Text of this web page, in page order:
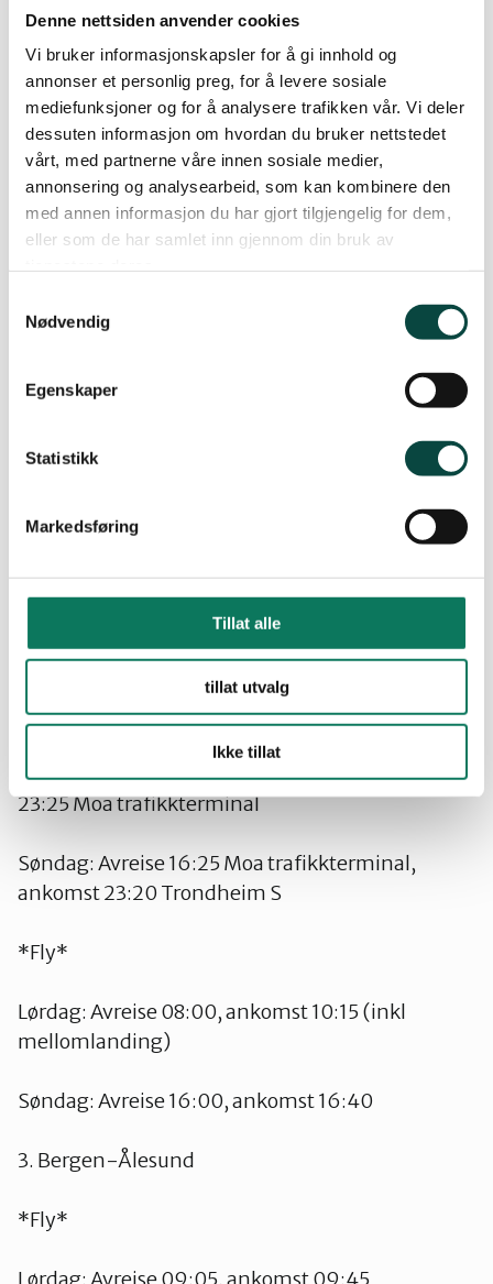
Denne nettsiden anvender cookies
Vi bruker informasjonskapsler for å gi innhold og
annonser et personlig preg, for å levere sosiale
mediefunksjoner og for å analysere trafikken vår. Vi deler
dessuten informasjon om hvordan du bruker nettstedet
vårt, med partnerne våre innen sosiale medier,
annonsering og analysearbeid, som kan kombinere den
med annen informasjon du har gjort tilgjengelig for dem,
eller som de har samlet inn gjennom din bruk av
Nødvendig
Egenskaper
Statistikk
Markedsføring
Tillat alle
tillat utvalg
Ikke tillat
Fredag: Avreise 22:00 Oslo Bussterminal,
ankomst Moa trafikkterminal lørdag 07:40
Søndag: Avreise 21:30 Moa trafikkterminal,
ankomst 06:40 Oslo Bussterminal
Makspris 450 dagtid, 590 natt pr. vei
*Fly *(ankomst lørdag, avreise søndag – det er
*Buss
*Fredag: Avreise 12:20 Trondheim S, ankomst
19:20 Moa trafikkterminal
Fredag: Avreise 13:45 Trondheim S, ankomst
20:25 Moa trafikkterminal
Fredag: Avreise 16:35 Trondheim S, ankomst
23:25 Moa trafikkterminal
Søndag: Avreise 16:25 Moa trafikkterminal,
ankomst 23:20 Trondheim S
*Fly*
Lørdag: Avreise 08:00, ankomst 10:15 (inkl
mellomlanding)
Søndag: Avreise 16:00, ankomst 16:40
3. Bergen-Ålesund
*Fly*